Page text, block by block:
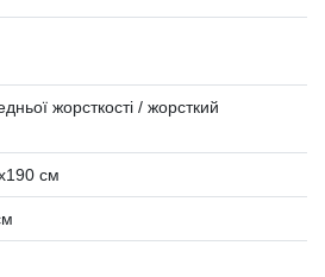
жорсткості / жорсткий
см